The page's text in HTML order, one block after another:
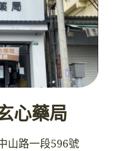
心藥局
山路一段596號